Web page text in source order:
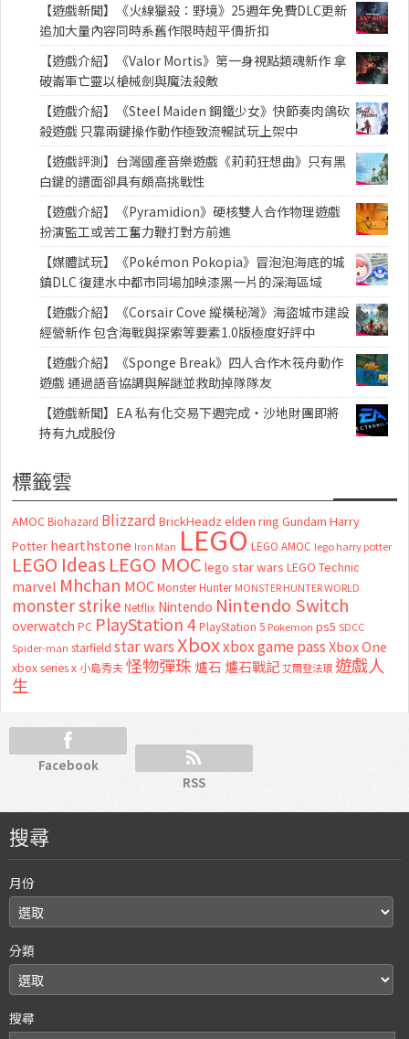
【遊戲新聞】《火線獵殺：野境》25週年免費DLC更新
追加大量內容同時系舊作限時超平價折扣
【遊戲介紹】《Valor Mortis》第一身視點類魂新作 拿
破崙軍亡靈以槍械劍與魔法殺敵
【遊戲介紹】《Steel Maiden 鋼鐵少女》快節奏肉鴿砍
殺遊戲 只靠兩鍵操作動作極致流暢試玩上架中
【遊戲評測】台灣國產音樂遊戲《莉莉狂想曲》只有黑
白鍵的譜面卻具有頗高挑戰性
【遊戲介紹】《Pyramidion》硬核雙人合作物理遊戲
扮演監工或苦工奮力鞭打對方前進
【媒體試玩】《Pokémon Pokopia》冒泡泡海底的城
鎮DLC 復建水中都市同場加映漆黑一片的深海區域
【遊戲介紹】《Corsair Cove 縱橫秘灣》海盜城市建設
經營新作 包含海戰與探索等要素1.0版極度好評中
【遊戲介紹】《Sponge Break》四人合作木筏舟動作
遊戲 通過語音協調與解謎並救助掉隊隊友
【遊戲新聞】EA 私有化交易下週完成・沙地財團即將
持有九成股份
標籤雲
AMOC Biohazard Blizzard BrickHeadz elden ring Gundam Harry
Potter hearthstone Iron Man LEGO LEGO AMOC lego harry potter
LEGO Ideas LEGO MOC lego star wars LEGO Technic
marvel Mhchan MOC Monster Hunter MONSTER HUNTER WORLD
monster strike Netflix Nintendo Nintendo Switch
overwatch PC PlayStation 4 PlayStation 5 Pokemon ps5 SDCC
Spider-man starfield star wars Xboxxbox game passXbox One
xbox series x 小島秀夫怪物彈珠 爐石 爐石戰記艾爾登法環 遊戲人
生
Facebook
RSS
搜尋
月份
分類
搜尋